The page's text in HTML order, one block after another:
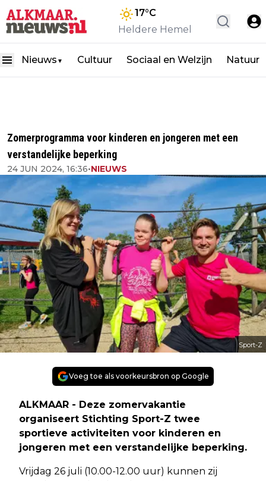
17°C
Heldere Hemel
Nieuws ▼ Cultuur Sociaal en Welzijn Natuur
Zomerprogramma voor kinderen en jongeren met een
verstandelijke beperking
24 JUN 2024, 16:36•NIEUWS
Sport-Z
Voeg toe als voorkeursbron op Google
ALKMAAR - Deze zomervakantie
organiseert Stichting Sport-Z twee
sportieve activiteiten voor kinderen en
jongeren met een verstandelijke beperking.
Vrijdag 26 juli (10.00-12.00 uur) kunnen zij